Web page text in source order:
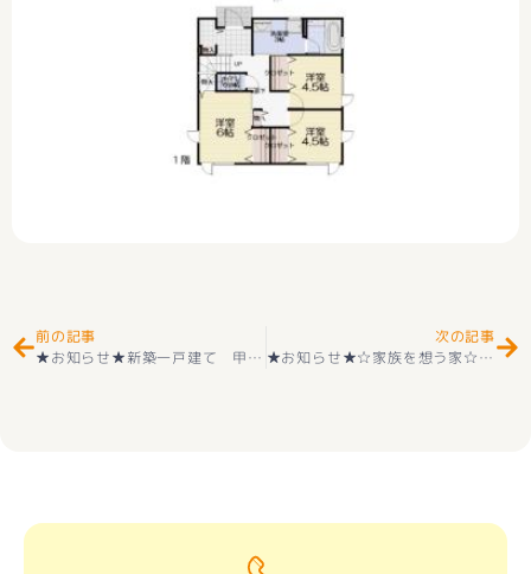
前の記事
★お知らせ★新築一戸建て 甲府市東下条 第２ ２号棟 2階建 4ＬＤＫ 耐震等級3取得 ＋住宅性能評価付 価格改定☆2180万円 子育てエコホーム支援事業対象対象物件 （40万円） 好評販売中(^^♪
次の記事
★お知らせ★☆家族を想う家☆ 新築住宅 南アルプス市十五所1号 ３LDK オール電化＋外構付き